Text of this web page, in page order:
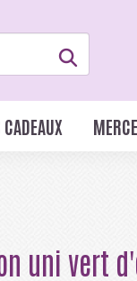
uni vert